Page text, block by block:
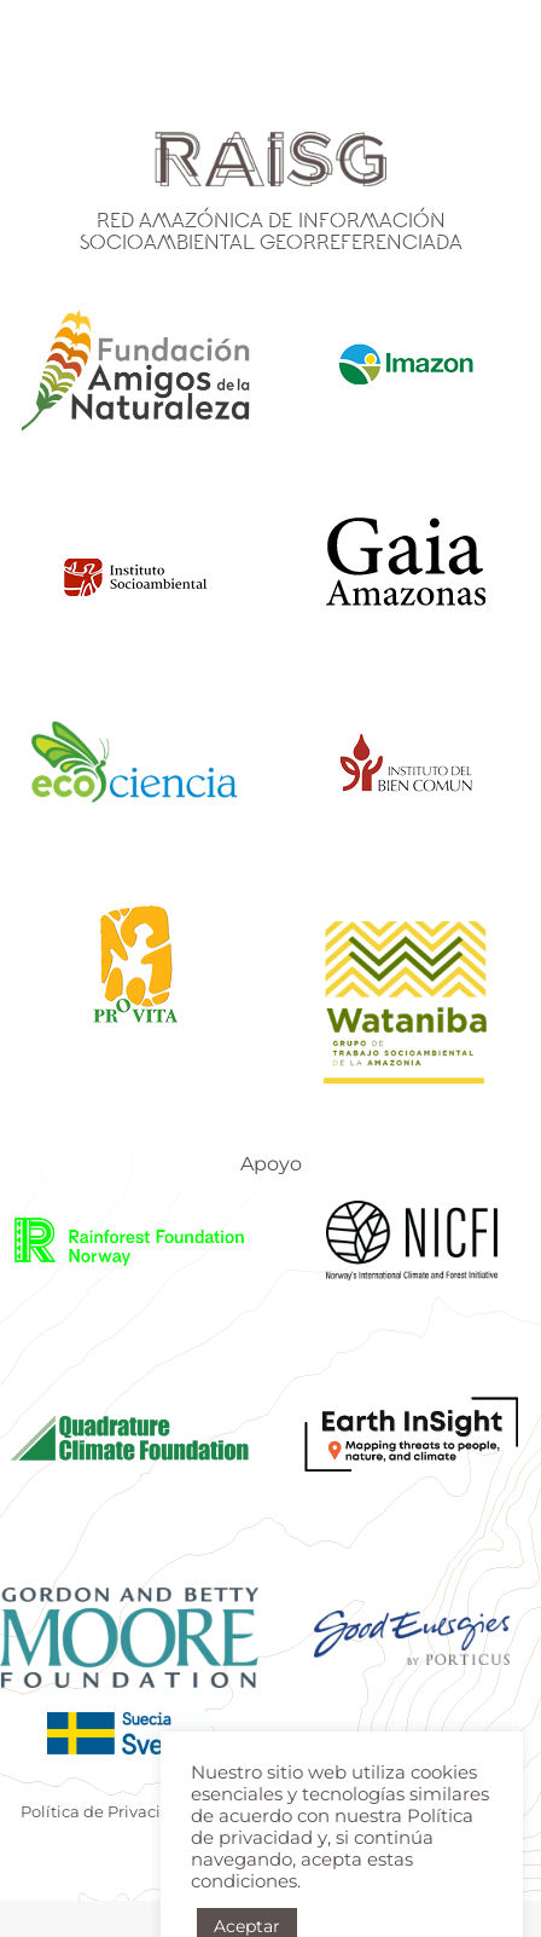
Red Amazónica de Información
Socioambiental Georreferenciada
Apoyo
Política de Privacidad|Terminos de uso | Produzido porEstúdio
Teca|Login
Nuestro sitio web utiliza cookies
esenciales y tecnologías similares
de acuerdo con nuestra Política
de privacidad y, si continúa
navegando, acepta estas
condiciones.
Aceptar